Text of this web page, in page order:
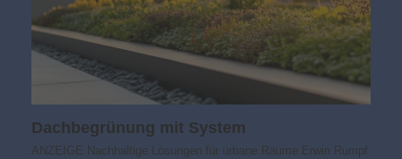
Dachbegrünung mit System
ANZEIGE Nachhaltige Lösungen für urbane Räume Erwin Rumpf